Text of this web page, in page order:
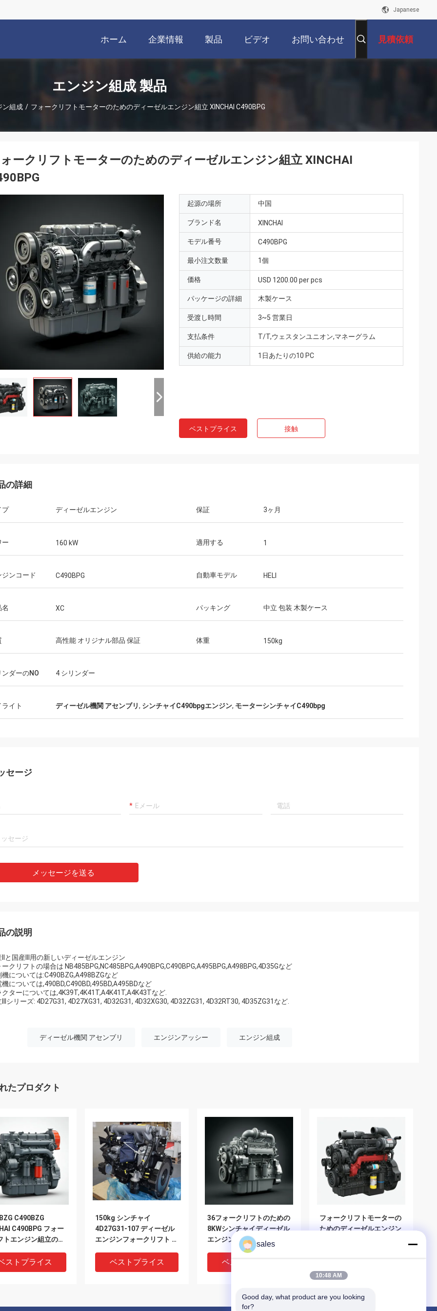
Japanese
ホーム 企業情報 製品 ビデオ お問い合わせ 見積依頼
エンジン組成 製品
ン組成 / フォークリフトモーターのためのディーゼルエンジン組立 XINCHAI C490BPG
ークリフトモーターのためのディーゼルエンジン組立 XINCHAI
起源の場所 中国
ブランド名 XINCHAI
モデル番号 C490BPG
最小注文数量 1個
価格 USD 1200.00 per pcs
パッケージの詳細 木製ケース
受渡し時間 3~5 営業日
支払条件 T/T,ウェスタンユニオン,マネーグラム
供給の能力 1日あたりの10 PC
ベストプライス 接触
の詳細
プ ディーゼルエンジン 保証 3ヶ月
ー 160 kW 適用する 1
ジンコード C490BPG 自動車モデル HELI
名 XC パッキング 中立 包装 木製ケース
高性能 オリジナル部品 保証 体重 150kg
ンダーのNO 4 シリンダー
イト ディーゼル機関 アセンブリ, シンチャイC490bpgエンジン, モーターシンチャイC490bpg
セージ
メッセージを送る
の説明
IIと国産III用の新しいディーゼルエンジン
ークリフトの場合は NB485BPG,NC485BPG,A490BPG,C490BPG,A495BPG,A498BPG,4D35Gなど
機については:C490BZG,A498BZGなど
機については,490BD,C490BD,495BD,A495BDなど
クターについては,4K39T,4K41T,A4K41T,A4K43Tなど.
IIIシリーズ: 4D27G31, 4D27XG31, 4D32G31, 4D32XG30, 4D32ZG31, 4D32RT30, 4D35ZG31など.
ディーゼル機関 アセンブリ エンジンアッシー エンジン組成
たプロダクト
C490BZG
C490BPG フォー
トエンジン組立のた
ストプライス
150kg シンチャイ
4D27G31-107 ディーゼル
エンジンフォークリフト 放
ベストプライス
36フォークリフトのための
8KWシンチャイディーゼル
エンジン組立 XINCHAI
4D29G31-017
ベストプライス
フォークリフトモーターの
ためのディーゼルエンジン
sales
10:48 AM
Good day, what product are you looking
for?